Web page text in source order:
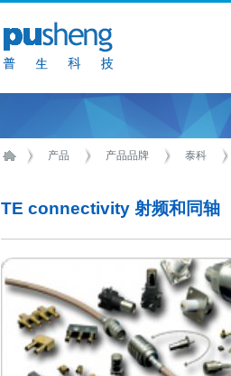
产品 产品品牌 泰科
TE connectivity 射频和同轴